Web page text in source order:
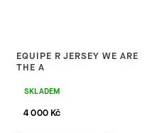
EQUIPE R JERSEY WE ARE
THE A
SKLADEM
4 000 Kč